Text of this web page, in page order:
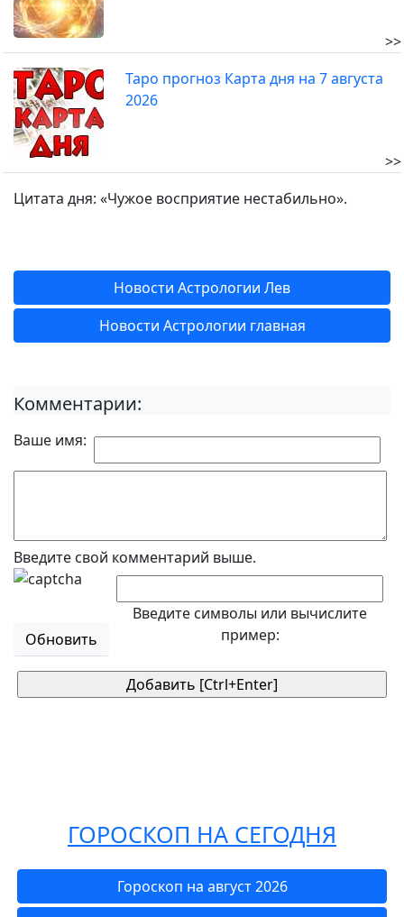
>>
Таро прогноз Карта дня на 7 августа
2026
>>
Цитата дня: «Чужое восприятие нестабильно».
Новости Астрологии Лев
Новости Астрологии главная
Комментарии:
Ваше имя:
Введите свой комментарий выше.
Обновить
Введите символы или вычислите
пример:
ГОРОСКОП НА СЕГОДНЯ
Гороскоп на август 2026